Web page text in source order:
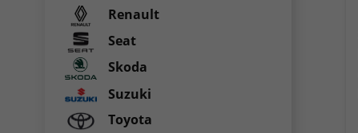
Renault
Seat
Skoda
Suzuki
Toyota